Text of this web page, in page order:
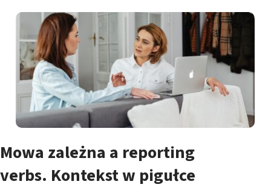
Mowa zależna a reporting
verbs. Kontekst w pigułce